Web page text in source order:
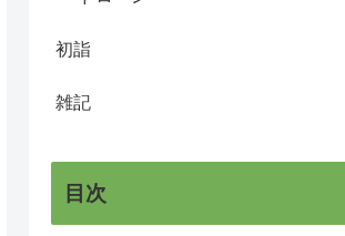
初詣
雑記
目次